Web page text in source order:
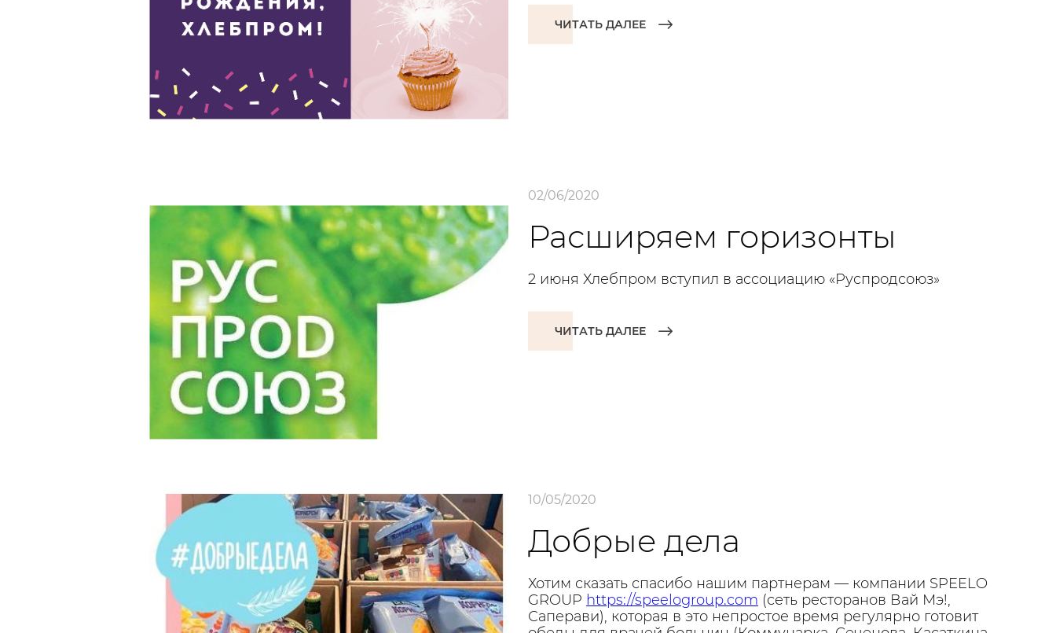
ЧИТАТЬ ДАЛЕЕ
02/06/2020
Расширяем горизонты
2 июня Хлебпром вступил в ассоциацию «Руспродсоюз»
ЧИТАТЬ ДАЛЕЕ
10/05/2020
Добрые дела
Хотим сказать спасибо нашим партнерам — компании SPEELO
GROUP https://speelogroup.com (сеть ресторанов Вай Мэ!,
Саперави), которая в это непростое время регулярно готовит